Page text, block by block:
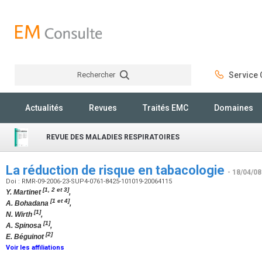
Rechercher Service
Actualités Revues Traités EMC Domaines
REVUE DES MALADIES RESPIRATOIRES
La réduction de risque en tabacologie - 18/04/08
Doi : RMR-09-2006-23-SUP4-0761-8425-101019-20064115
Y. Martinet[1, 2 et 3],
A. Bohadana [1 et 4],
N. Wirth [1],
A. Spinosa [1],
E. Béguinot[2]
Voir les affiliations